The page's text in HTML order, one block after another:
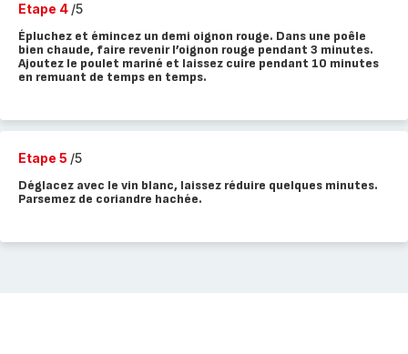
Etape 4 /5
Épluchez et émincez un demi oignon rouge. Dans une poêle
bien chaude, faire revenir l’oignon rouge pendant 3 minutes.
Ajoutez le poulet mariné et laissez cuire pendant 10 minutes
en remuant de temps en temps.
Etape 5 /5
Déglacez avec le vin blanc, laissez réduire quelques minutes.
Parsemez de coriandre hachée.